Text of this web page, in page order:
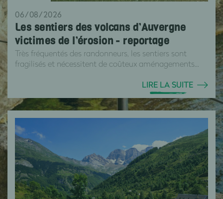
06/08/2026
Les sentiers des volcans d’Auvergne
victimes de l’érosion - reportage
Très fréquentés des randonneurs, les sentiers sont
fragilisés et nécessitent de coûteux aménagements...
LIRE LA SUITE